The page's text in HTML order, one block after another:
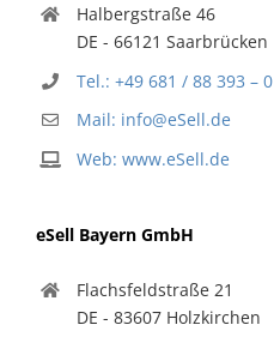
Halbergstraße 46
DE - 66121 Saarbrücken
Tel.: +49 681 / 88 393 – 0
Mail: info@eSell.de
Web: www.eSell.de
eSell Bayern GmbH
Flachsfeldstraße 21
DE - 83607 Holzkirchen